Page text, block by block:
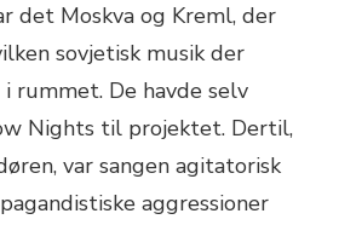
det Moskva og Kreml, der
sovjetisk musik der
rummet. De havde selv
Nights til projektet. Dertil,
var sangen agitatorisk
aggressioner